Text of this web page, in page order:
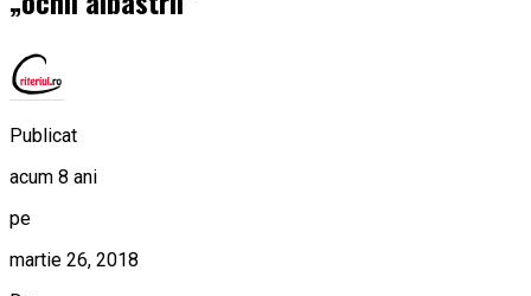
Publicat
acum 8 ani
pe
martie 26, 2018